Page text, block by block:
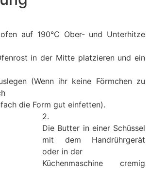
auf 190°C Ober- und Unterhitze
in der Mitte platzieren und ein
(Wenn ihr keine Förmchen zu
die Form gut einfetten).
2.
Die Butter in einer Schüssel
mit dem Handrührgerät
oder in der
Küchenmaschine cremig